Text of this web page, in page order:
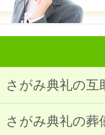
さがみ典礼の互
さがみ典礼の葬